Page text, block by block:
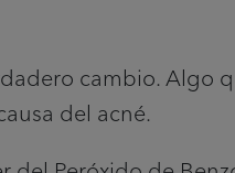
cambio. Algo
del acné.